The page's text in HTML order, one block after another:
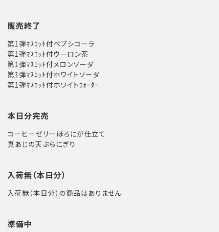
販売終了
第1弾ﾏｽｺｯﾄ付ペプシコーラ
第1弾ﾏｽｺｯﾄ付ウーロン茶
第1弾ﾏｽｺｯﾄ付メロンソーダ
第1弾ﾏｽｺｯﾄ付ホワイトソーダ
第1弾ﾏｽｺｯﾄ付ホワイトｳｫｰﾀｰ
本日分完売
コーヒーゼリーほろにが仕立て
真あじの天ぷらにぎり
入荷無（本日分）
入荷無（本日分）の商品はありません
準備中